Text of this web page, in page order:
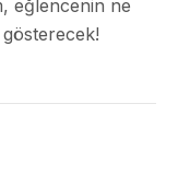
eğlencenin ne